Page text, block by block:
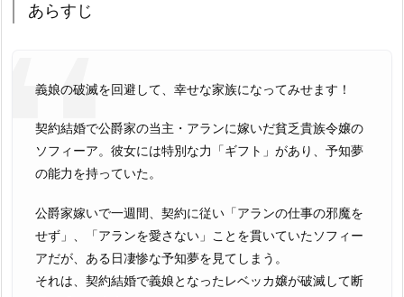
あらすじ
義娘の破滅を回避して、幸せな家族になってみせます！
契約結婚で公爵家の当主・アランに嫁いだ貧乏貴族令嬢の
ソフィーア。彼女には特別な力「ギフト」があり、予知夢
の能力を持っていた。
公爵家嫁いで一週間、契約に従い「アランの仕事の邪魔を
せず」、「アランを愛さない」ことを貫いていたソフィー
アだが、ある日凄惨な予知夢を見てしまう。
それは、契約結婚で義娘となったレベッカ嬢が破滅して断